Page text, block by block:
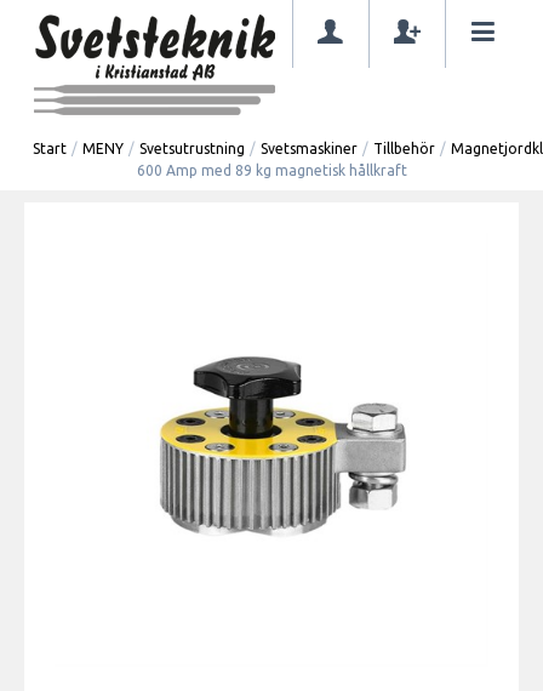
Start / MENY / Svetsutrustning / Svetsmaskiner / Tillbehör /
600 Amp med 89 kg magnetisk hållkraft